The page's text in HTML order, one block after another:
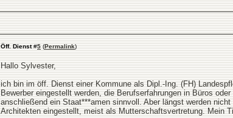
Öff. Dienst#5 (Permalink)
Hallo Sylvester,
ich bin im öff. Dienst einer Kommune als Dipl.-Ing. (FH)
Bewerber eingestellt werden, die Berufserfahrungen in Büros
anschließend ein Staat***amen sinnvoll. Aber längst werden
Architekten eingestellt, meist als Mutterschaftsvertretung. Mein